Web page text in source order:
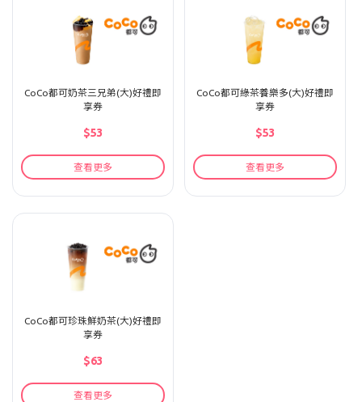
CoCo都可奶茶三兄弟(大)好禮即
享券
$53
查看更多
CoCo都可綠茶養樂多(大)好禮即
享券
$53
查看更多
CoCo都可珍珠鮮奶茶(大)好禮即
享券
$63
查看更多